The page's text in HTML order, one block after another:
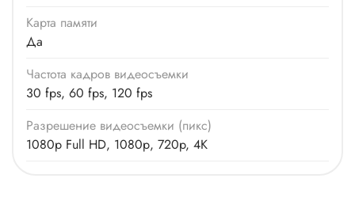
Карта памяти
Да
Частота кадров видеосъемки
30 fps, 60 fps, 120 fps
Разрешение видеосъемки (пикс)
1080p Full HD, 1080р, 720p, 4K